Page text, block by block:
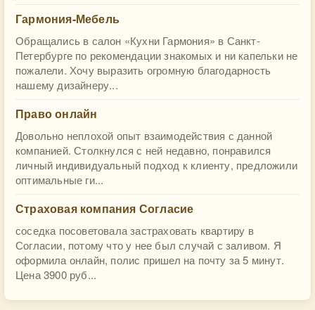
Гармония-Мебель
Обращались в салон «Кухни Гармония» в Санкт-
Петербурге по рекомендации знакомых и ни капельки не
пожалели. Хочу выразить огромную благодарность
нашему дизайнеру...
Право онлайн
Довольно неплохой опыт взаимодействия с данной
компанией. Столкнулся с ней недавно, понравился
личный индивидуальный подход к клиенту, предложили
оптимальные ги...
Страховая компания Согласие
соседка посоветовала застраховать квартиру в
Согласии, потому что у нее был случай с заливом. Я
оформила онлайн, полис пришел на почту за 5 минут.
Цена 3900 руб...